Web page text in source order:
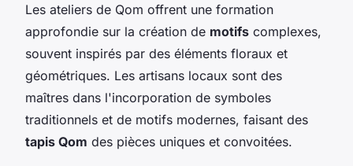
Les ateliers de Qom offrent une formation
approfondie sur la création de motifs complexes,
souvent inspirés par des éléments floraux et
géométriques. Les artisans locaux sont des
maîtres dans l'incorporation de symboles
traditionnels et de motifs modernes, faisant des
tapis Qom des pièces uniques et convoitées.